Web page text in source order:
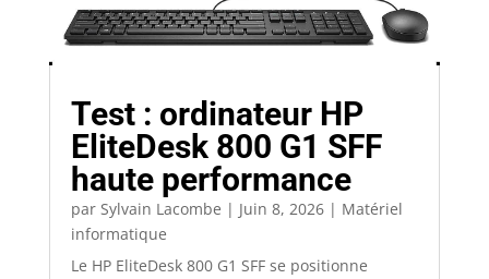
Test : ordinateur HP
EliteDesk 800 G1 SFF
haute performance
par Sylvain Lacombe | Juin 8, 2026| Matériel
informatique
Le HP EliteDesk 800 G1 SFF se positionne